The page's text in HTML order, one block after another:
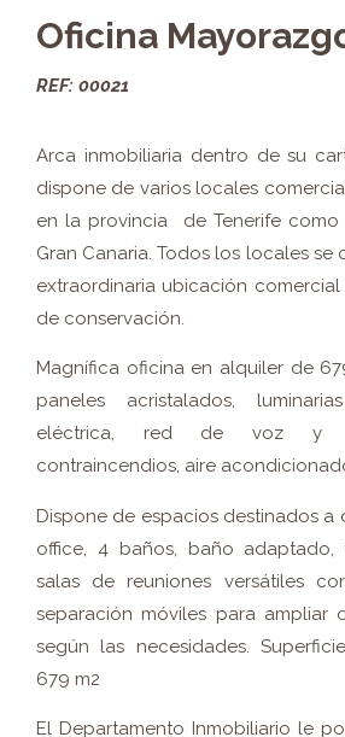
Oficina
REF: 00021
Arca inmobiliaria dentro de su
dispone de varios locales
en la provincia de Tenerife como
Gran Canaria. Todos los locales se
extraordinaria ubicación
de conservación.
Magnífica oficina en alquiler de
paneles acristalados,
eléctrica, red de voz y
contraincendios, aire
Dispone de espacios destinados a
office, 4 baños, baño adaptado,
salas de reuniones versátiles
separación móviles para ampliar
según las necesidades.
679 m2
El Departamento Inmobiliario le